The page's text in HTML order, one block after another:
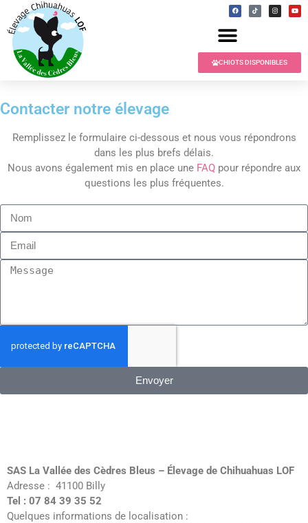
CHIOTS DISPONIBLES
Contacter notre élevage
Remplissez le formulaire ci-dessous et nous vous répondrons
dans les plus brefs délais.
Nous avons également mis en place une FAQ pour répondre aux
questions les plus fréquentes.
Envoyer
SAS La Vallée des Cèdres Bleus – Élevage de Chihuahuas LOF
Adresse : 41100 Billy
Tel : 07 84 39 35 52
Quelques informations de localisation :